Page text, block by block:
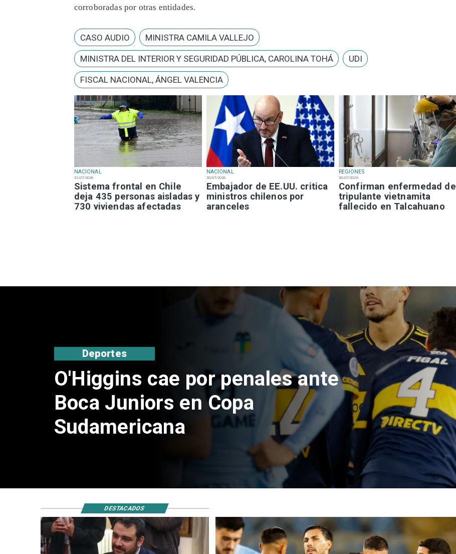
NACIONAL
31/07/2026
Sistema frontal en Chile
deja 435 personas aisladas y
730 viviendas afectadas
NACIONAL
30/07/2026
Embajador de EE.UU. critica
ministros chilenos por
aranceles
REGIONES
30/07/2026
Confirman enfermedad de
tripulante vietnamita
fallecido en Talcahuano
corroboradas por otras entidades.
CASO AUDIO MINISTRA CAMILA VALLEJO
MINISTRA DEL INTERIOR Y SEGURIDAD PÚBLICA, CAROLINA TOHÁ UDI
FISCAL NACIONAL, ÁNGEL VALENCIA
Exsubsecretario de Hacienda da
doble positivo en test de drogas
Nacional
DESTACADOS